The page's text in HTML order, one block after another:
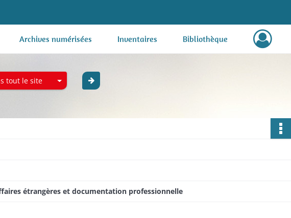
Archives numérisées Inventaires Bibliothèque
tout le site
étrangères et documentation professionnelle